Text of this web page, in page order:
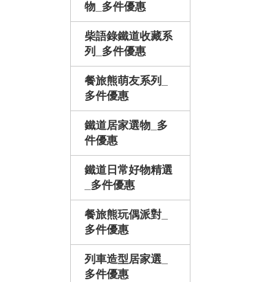
物_多件優惠
柴語錄鐵道收藏系
列_多件優惠
餐旅熊萌友系列_
多件優惠
鐵道居家選物_多
件優惠
鐵道日常好物精選
_多件優惠
餐旅熊玩偶派對_
多件優惠
列車造型居家選_
多件優惠